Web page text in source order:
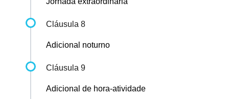
Cláusula 8
Adicional noturno
Cláusula 9
Adicional de hora-atividade